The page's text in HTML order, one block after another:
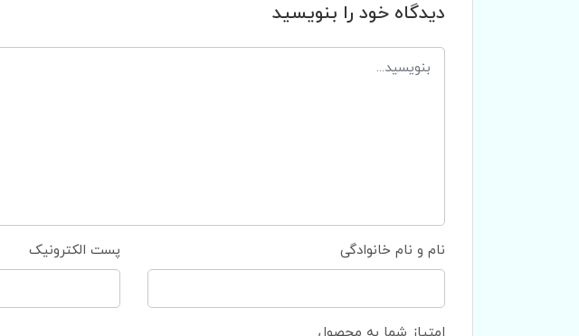
دیدگاه خود را بنویسید
نام و نام خانوادگی پست الکترونیک